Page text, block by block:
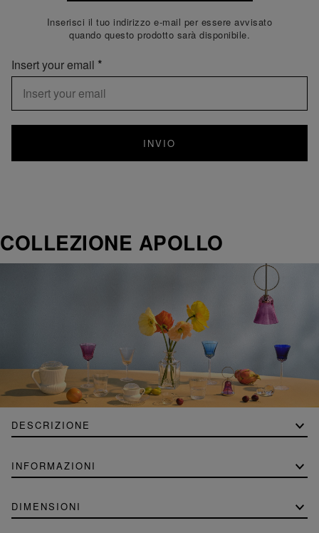
Inserisci il tuo indirizzo e-mail per essere avvisato
quando questo prodotto sarà disponibile.
Insert your email
INVIO
COLLEZIONE APOLLO
DESCRIZIONE
INFORMAZIONI
DIMENSIONI